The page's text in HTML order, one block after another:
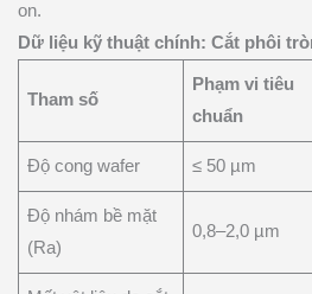
on.
Dữ liệu kỹ thuật chính: Cắt phôi
Tham số
Phạm vi tiêu
chuẩn
Độ cong wafer ≤ 50 µm
Độ nhám bề mặt
(Ra)
0,8–2,0 µm